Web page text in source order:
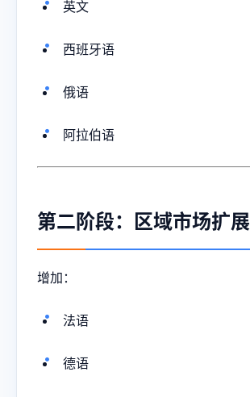
英文
西班牙语
俄语
阿拉伯语
第二阶段：区域市场扩展
增加：
法语
德语